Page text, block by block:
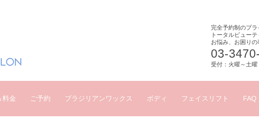
完全予約制のプラ
トータルビュー
お悩み、お困りの
03-
受付：火曜～土
料金 ご予約 ブラジリアンワックス ボディ フェイスリフト FAQ